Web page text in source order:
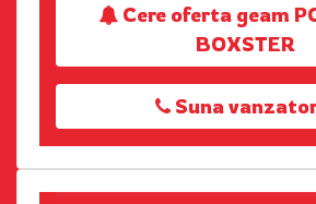
Cere oferta geam
BOXSTER
Suna